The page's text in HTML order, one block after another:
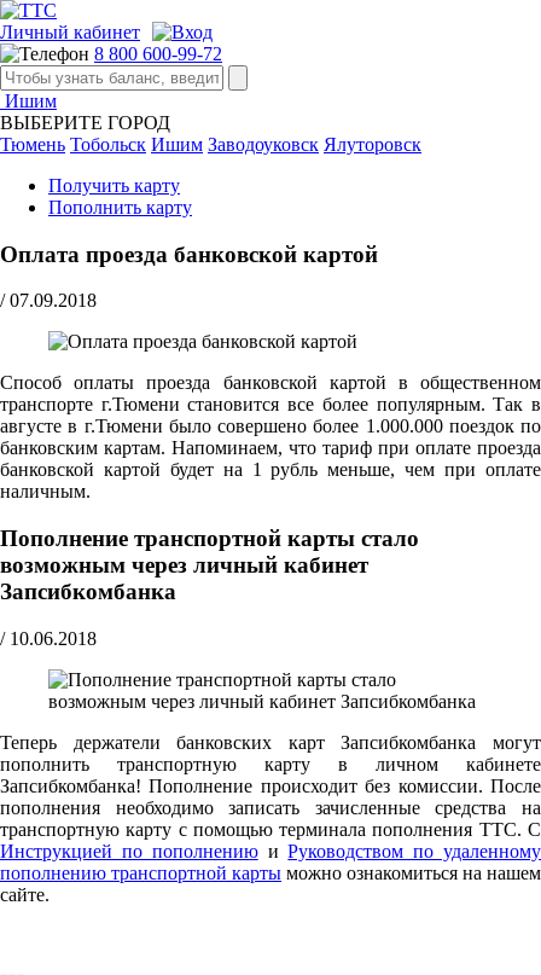
Личный кабинет
8 800 600-99-72
Ишим
ВЫБЕРИТЕ ГОРОД
Тюмень Тобольск Ишим Заводоуковск Ялуторовск
Получить карту
Пополнить карту
Оплата проезда банковской картой
/ 07.09.2018
Способ оплаты проезда банковской картой в общественном
транспорте г.Тюмени становится все более популярным. Так в
августе в г.Тюмени было совершено более 1.000.000 поездок по
банковским картам. Напоминаем, что тариф при оплате проезда
банковской картой будет на 1 рубль меньше, чем при оплате
наличным.
Пополнение транспортной карты стало
возможным через личный кабинет
Запсибкомбанка
/ 10.06.2018
Теперь держатели банковских карт Запсибкомбанка могут
пополнить транспортную карту в личном кабинете
Запсибкомбанка! Пополнение происходит без комиссии. После
пополнения необходимо записать зачисленные средства на
транспортную карту с помощью терминала пополнения ТТС. С
Инструкцией по пополнениюиРуководством по удаленному
пополнению транспортной карты можно ознакомиться на нашем
сайте.